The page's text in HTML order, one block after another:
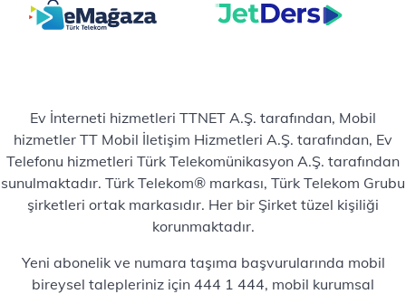
Ev İnterneti hizmetleri TTNET A.Ş. tarafından, Mobil
hizmetler TT Mobil İletişim Hizmetleri A.Ş. tarafından, Ev
Telefonu hizmetleri Türk Telekomünikasyon A.Ş. tarafından
sunulmaktadır. Türk Telekom® markası, Türk Telekom Grubu
şirketleri ortak markasıdır. Her bir Şirket tüzel kişiliği
korunmaktadır.
Yeni abonelik ve numara taşıma başvurularında mobil
bireysel talepleriniz için 444 1 444, mobil kurumsal